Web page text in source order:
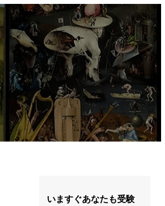
いますぐあなたも受験